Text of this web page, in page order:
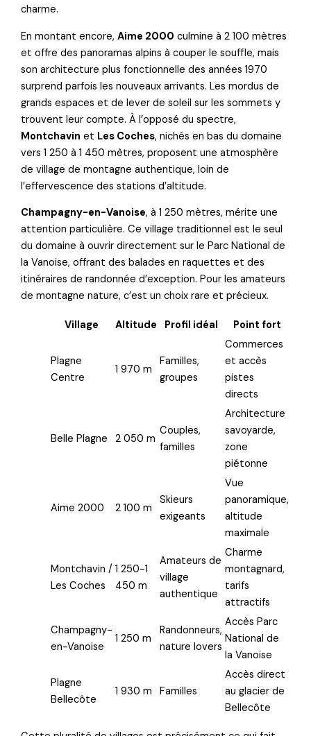
charme.
En montant encore,Aime 2000 culmine à 2 100 mètres
et offre des panoramas alpins à couper le souffle, mais
son architecture plus fonctionnelle des années 1970
surprend parfois les nouveaux arrivants. Les mordus de
grands espaces et de lever de soleil sur les sommets y
trouvent leur compte. À l’opposé du spectre,
Montchavin et Les Coches, nichés en bas du domaine
vers 1 250 à 1 450 mètres, proposent une atmosphère
de village de montagne authentique, loin de
l’effervescence des stations d’altitude.
Champagny-en-Vanoise, à 1 250 mètres, mérite une
attention particulière. Ce village traditionnel est le seul
du domaine à ouvrir directement sur le Parc National de
la Vanoise, offrant des balades en raquettes et des
itinéraires de randonnée d’exception. Pour les amateurs
de montagne nature, c’est un choix rare et précieux.
Village Altitude Profil idéal Point fort
Plagne
Centre
1 970 m
Familles,
groupes
Commerces
et accès
pistes
directs
Belle Plagne 2 050 m
Couples,
familles
Architecture
savoyarde,
zone
piétonne
Aime 2000 2 100 m
Skieurs
exigeants
Vue
panoramique,
altitude
maximale
Montchavin /
Les Coches
1 250-1
450 m
Amateurs de
village
authentique
Charme
montagnard,
tarifs
attractifs
Champagny-
en-Vanoise
1 250 m
Randonneurs,
nature lovers
Accès Parc
National de
la Vanoise
Plagne
Bellecôte
1 930 m Familles
Accès direct
au glacier de
Bellecôte